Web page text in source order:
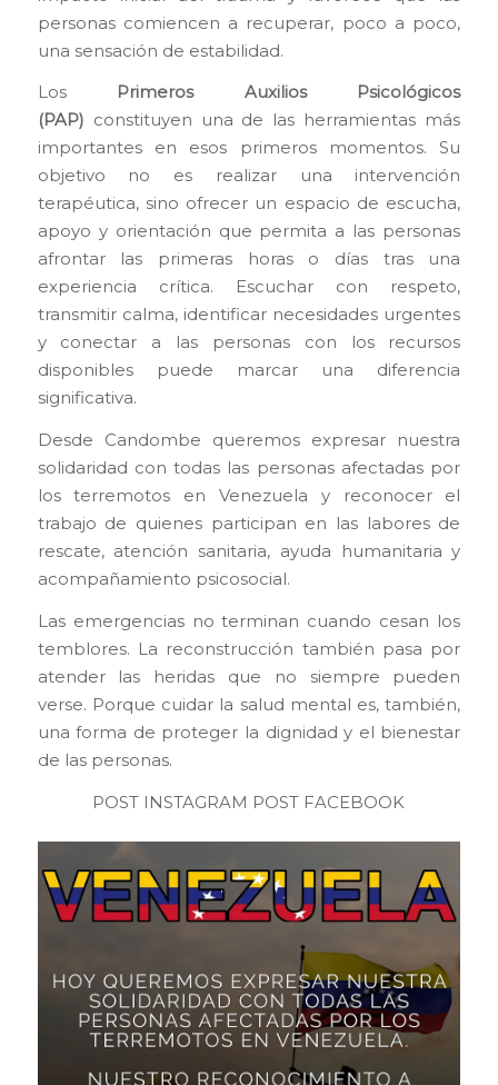
personas comiencen a recuperar, poco a poco,
una sensación de estabilidad.
LosPrimeros Auxilios Psicológicos
(PAP) constituyen una de las herramientas más
importantes en esos primeros momentos. Su
objetivo no es realizar una intervención
terapéutica, sino ofrecer un espacio de escucha,
apoyo y orientación que permita a las personas
afrontar las primeras horas o días tras una
experiencia crítica. Escuchar con respeto,
transmitir calma, identificar necesidades urgentes
y conectar a las personas con los recursos
disponibles puede marcar una diferencia
significativa.
Desde Candombe queremos expresar nuestra
solidaridad con todas las personas afectadas por
los terremotos en Venezuela y reconocer el
trabajo de quienes participan en las labores de
rescate, atención sanitaria, ayuda humanitaria y
acompañamiento psicosocial.
Las emergencias no terminan cuando cesan los
temblores. La reconstrucción también pasa por
atender las heridas que no siempre pueden
verse. Porque cuidar la salud mental es, también,
una forma de proteger la dignidad y el bienestar
de las personas.
POST INSTAGRAM POST FACEBOOK